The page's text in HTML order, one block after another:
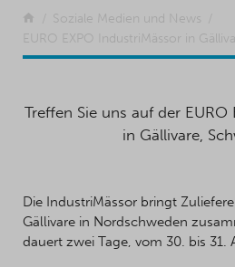
Zurück
Soziale Medien und News
EURO EXPO IndustriMässor in
Treffen Sie uns auf der
in Gällivare,
Die IndustriMässor bringt
Gällivare in Nordschweden
dauert zwei Tage, vom 30. bis 31.